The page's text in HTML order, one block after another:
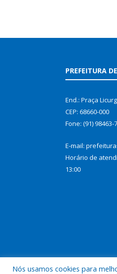
PREFEITURA
End.: Praça
CEP: 68660-000
Fone: (91) 98463-
E-mail:
Horário de
13:00
Nós usamos cookies para